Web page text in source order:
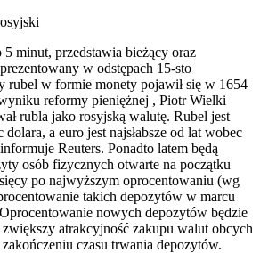
minut, przedstawia bieżący oraz
w odstępach 15-sto
rubel w formie monety pojawił się w 1654
reformy pieniężnej , Piotr Wielki
rubla jako rosyjską walutę. Rubel jest
a euro jest najsłabsze od lat wobec
Reuters. Ponadto latem będą
osób fizycznych otwarte na początku
po najwyższym oprocentowaniu (wg
takich depozytów w marcu
nowych depozytów będzie
atrakcyjność zakupu walut obcych
czasu trwania depozytów.